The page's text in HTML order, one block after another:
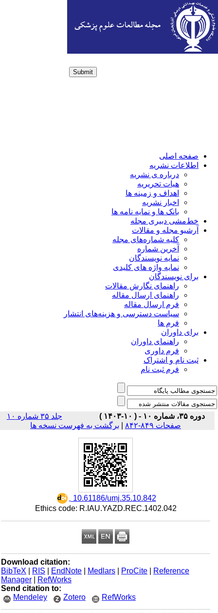
Submit
صفحه اصلی
اطلاعات نشریه
درباره ی نشریه
هیات تحریریه
اهداف و زمینه ها
اخبار نشریه
بانک ها و نمایه نامه ها
خط‌مشی دبیری مجله
آرشیو مجله و مقالات
کلیه شماره‌های مجله
آخرین شماره
نمایه نویسندگان
نمایه واژه های کلیدی
برای نویسندگان
راهنمای نگارش مقالات
راهنمای ارسال مقاله
فرم ارسال مقاله
سیاست دسترسی و هزینه‌های انتشار
فرم ها
برای داوران
راهنمای داوران
فرم داوری
ثبت نام و اشتراک
فرم ثبت نام
دوره ۳۵، شماره ۱۰ - ( ۱۰-۱۴۰۳ )
جلد ۳۵ شماره ۱۰
صفحات ۸۴۹-۸۴۲
| برگشت به فهرست نسخه ها
‎ 10.61186/umj.35.10.842
Ethics code: R.IAU.YAZD.REC.1402.042
Download citation:
BibTeX
| RIS |EndNote |Medlars |ProCite |Reference
Manager
|RefWorks
Send citation to:
Mendeley
Zotero RefWorks